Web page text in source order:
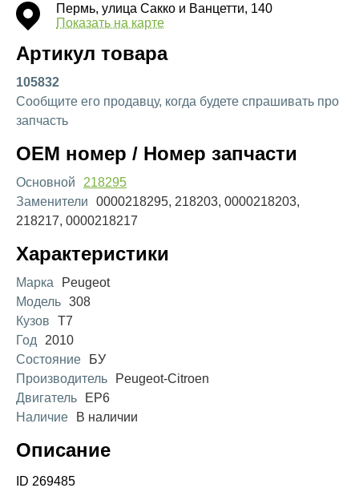
Пермь, улица Сакко и Ванцетти, 140
Показать на карте
Артикул товара
105832
Сообщите его продавцу, когда будете спрашивать про
запчасть
OEM номер / Номер запчасти
Основной
218295
Заменители
0000218295, 218203, 0000218203,
218217, 0000218217
Характеристики
Марка
Peugeot
Модель 308
Кузов
T7
Год
2010
Состояние
БУ
Производитель
Peugeot-Citroen
Двигатель
EP6
Наличие
В наличии
Описание
ID 269485